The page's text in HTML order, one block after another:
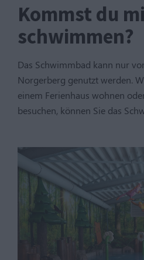
Kommst du
schwimmen?
Das Schwimmbad kann nur
Norgerberg genutzt werden.
einem Ferienhaus wohnen
besuchen, können Sie das